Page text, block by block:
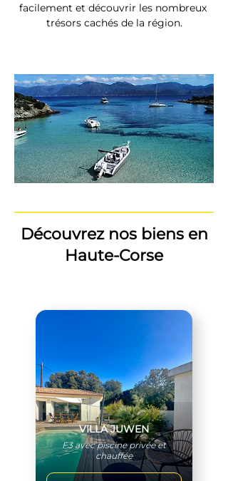
facilement et découvrir les nombreux
trésors cachés de la région.
Découvrez nos biens en
Haute-Corse
VILLA JUWEN
F3 avec piscine privée et
chauffée